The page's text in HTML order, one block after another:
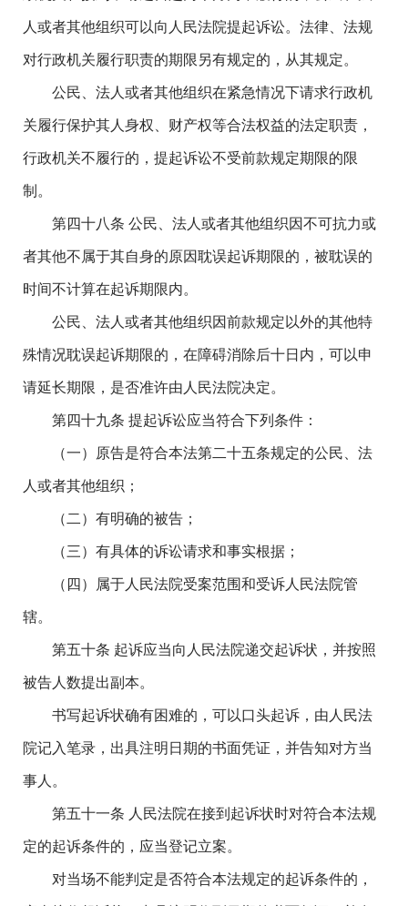
人或者其他组织可以向人民法院提起诉讼。法律、法规
对行政机关履行职责的期限另有规定的，从其规定。
公民、法人或者其他组织在紧急情况下请求行政机
关履行保护其人身权、财产权等合法权益的法定职责，
行政机关不履行的，提起诉讼不受前款规定期限的限
制。
第四十八条 公民、法人或者其他组织因不可抗力或
者其他不属于其自身的原因耽误起诉期限的，被耽误的
时间不计算在起诉期限内。
公民、法人或者其他组织因前款规定以外的其他特
殊情况耽误起诉期限的，在障碍消除后十日内，可以申
请延长期限，是否准许由人民法院决定。
第四十九条 提起诉讼应当符合下列条件：
（一）原告是符合本法第二十五条规定的公民、法
人或者其他组织；
（二）有明确的被告；
（三）有具体的诉讼请求和事实根据；
（四）属于人民法院受案范围和受诉人民法院管
辖。
第五十条 起诉应当向人民法院递交起诉状，并按照
被告人数提出副本。
书写起诉状确有困难的，可以口头起诉，由人民法
院记入笔录，出具注明日期的书面凭证，并告知对方当
事人。
第五十一条 人民法院在接到起诉状时对符合本法规
定的起诉条件的，应当登记立案。
对当场不能判定是否符合本法规定的起诉条件的，